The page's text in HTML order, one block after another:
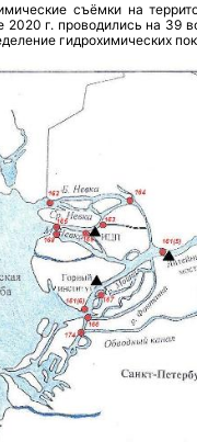
съёмки на
2020 г. проводились на 39
гидрохимических